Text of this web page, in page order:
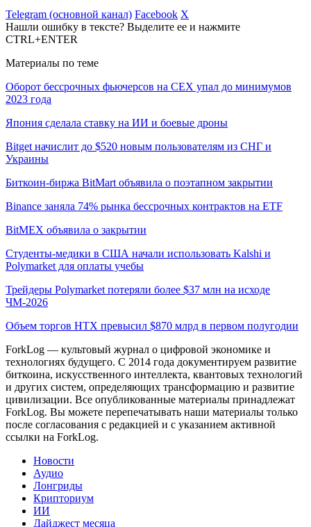
Telegram (основной канал) Facebook X
Нашли ошибку в тексте? Выделите ее и нажмите
CTRL+ENTER
Материалы по теме
Оборот бессрочных фьючерсов на CEX упал до минимумов
2023 года
Япония сделала ставку на ИИ и боевые дроны
Bitget начислит до $520 новым пользователям из СНГ и
Украины
Биткоин-биржа BitMart объявила о поэтапном закрытии
Binance заняла 74% рынка бессрочных контрактов на ETF
BitMEX объявила о закрытии
Студенты-медики в США начали использовать Kalshi и
Polymarket для оплаты учебы
Трейдеры Polymarket потеряли более $37 млн на исходе
ЧМ-2026
Объем торгов HTX превысил $870 млрд в первом полугодии
ForkLog — культовый журнал о цифровой экономике и
технологиях будущего. С 2014 года документируем развитие
биткоина, искусственного интеллекта, квантовых технологий
и других систем, определяющих трансформацию и развитие
цивилизации. Все опубликованные материалы принадлежат
ForkLog. Вы можете перепечатывать наши материалы только
после согласования с редакцией и с указанием активной
ссылки на ForkLog.
Новости
Аудио
Лонгриды
Крипториум
ИИ
Дайджест месяца